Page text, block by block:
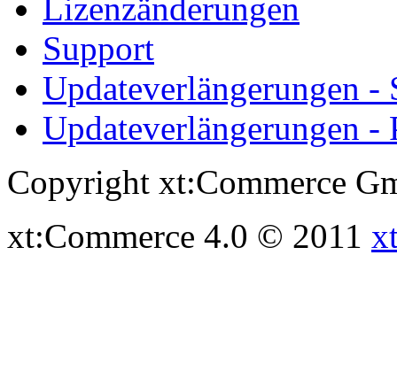
Lizenzänderungen
Support
Updateverlängerungen -
Updateverlängerungen -
Copyright xt:Commerce
xt:Commerce 4.0 © 2011